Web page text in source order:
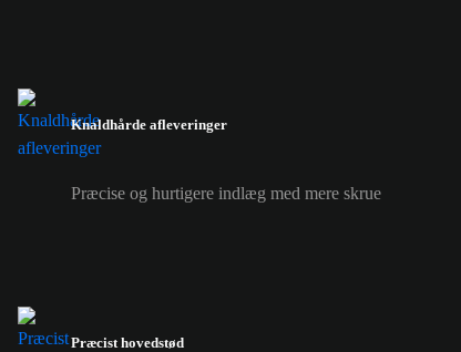
Knaldhårde afleveringer
Præcise og hurtigere indlæg med mere skrue
Præcist hovedstød